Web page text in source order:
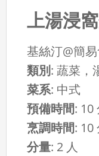
上湯浸
基絲汀@簡
類別:蔬菜，
菜系: 中式
預備時間: 10
烹調時間: 10
分量: 2 人